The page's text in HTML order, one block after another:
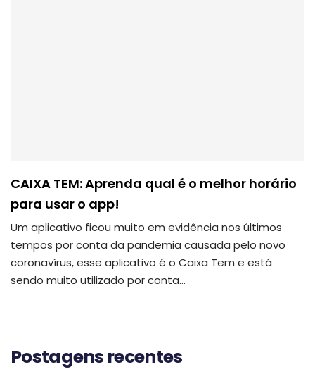
CAIXA TEM: Aprenda qual é o melhor horário
para usar o app!
Um aplicativo ficou muito em evidência nos últimos
tempos por conta da pandemia causada pelo novo
coronavírus, esse aplicativo é o Caixa Tem e está
sendo muito utilizado por conta…
Postagens recentes